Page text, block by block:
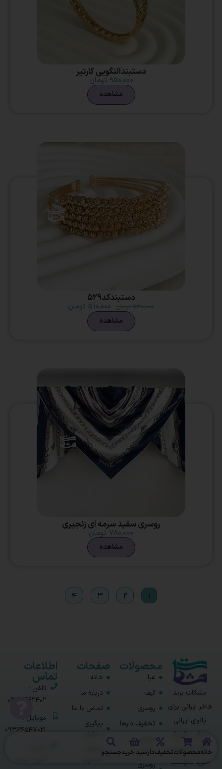
دستبندالنگویی کارتیر
۹۵۰,۰۰۰ تومان
مشاهده
دستبندکد529
۵۳۰,۰۰۰ تومان ۵۱۰,۰۰۰ تومان
مشاهده
روسری سفید سرمه ای زنجیری
۷۸۰,۰۰۰ تومان
مشاهده
1
2
3
4
مشکات برند
فاخر ایرانی برای
بانوی ایرانی
دنیای رنگارنگ
کیف و روسری
خرید دلچسب
محصولات
عبا
کیف
روسری
تخفیف دارها
روسری
مشکی
روسری
صفحات
خانه
درباره ما
تماس با ما
پیگیری
سفارش
سوالات
اطلاعات
تماس
تلفن :
02122462402
موبایل :
09364547021
خانهمحصولاتتخفیف‌دارسبد خریدجستجو